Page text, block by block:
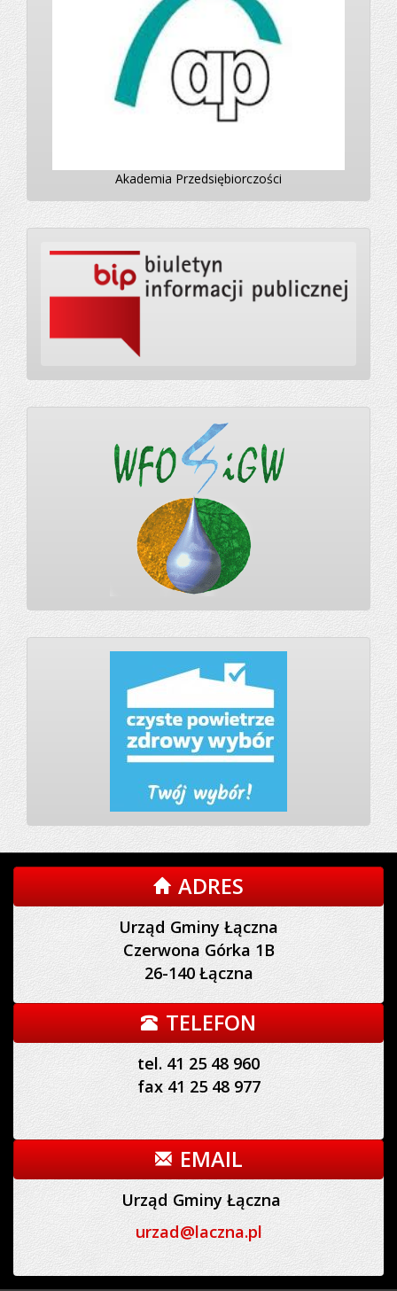
Akademia Przedsiębiorczości
ADRES
Urząd Gminy Łączna
Czerwona Górka 1B
26-140 Łączna
TELEFON
tel. 41 25 48 960
fax 41 25 48 977
EMAIL
Urząd Gminy Łączna
urzad@laczna.pl